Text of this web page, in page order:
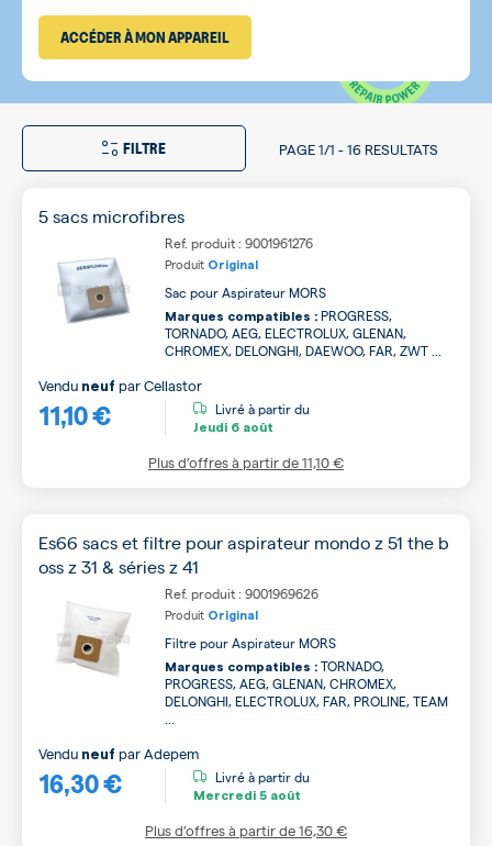
ACCÉDER À MON APPAREIL
FILTRE PAGE 1/1 -16 RESULTATS
5 sacs microfibres
Ref. produit : 9001961276
Produit Original
Sac pour Aspirateur MORS
Marques compatibles : PROGRESS,
TORNADO, AEG, ELECTROLUX, GLENAN,
CHROMEX, DELONGHI, DAEWOO, FAR, ZWT ...
11,10 €
Vendu neuf parCellastor
Livré à partir du
Jeudi 6 août
Plus d’offres à partir de11,10 €
Es66 sacs et filtre pour aspirateur mondo z 51 the b
oss z 31 & séries z 41
Ref. produit : 9001969626
Produit Original
Filtre pour Aspirateur MORS
Marques compatibles : TORNADO,
PROGRESS, AEG, GLENAN, CHROMEX,
DELONGHI, ELECTROLUX, FAR, PROLINE, TEAM
16,30 €
Vendu neuf parAdepem
Livré à partir du
Mercredi 5 août
Plus d’offres à partir de16,30 €